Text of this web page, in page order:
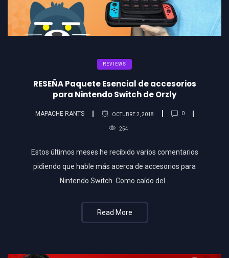
REVIEWS
RESEÑA Paquete Esencial de accesorios
para Nintendo Switch de Orzly
MAPACHE RANTS OCTUBRE 2, 2018 0
254
Estos últimos meses he recibido varios comentarios
pidiendo que hable más acerca de accesorios para
Nintendo Switch. Como caído del…
Read More